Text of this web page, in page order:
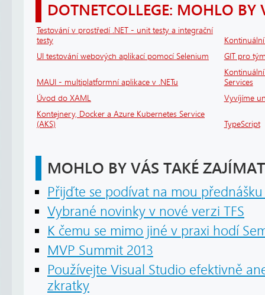
DOTNETCOLLEGE: MOHLO BY
Testování v prostředí .NET - unit testy a integrační
testy
UI testování webových aplikací pomocí Selenium
GIT pro
MAUI - multiplatformní aplikace v .NETu
Services
Úvod do XAML
Vyvíjíme
Kontejnery, Docker a Azure Kubernetes Service
(AKS)
TypeScript
MOHLO BY VÁS TAKÉ ZAJÍMAT
Přijďte se podívat na mou
Vybrané novinky v nové verzi TFS
K čemu se mimo jiné v praxi hodí
MVP Summit 2013
Používejte Visual Studio efektivně
zkratky